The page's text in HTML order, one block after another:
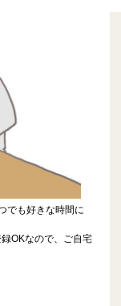
でも好きな時間に
OKなので、ご自宅